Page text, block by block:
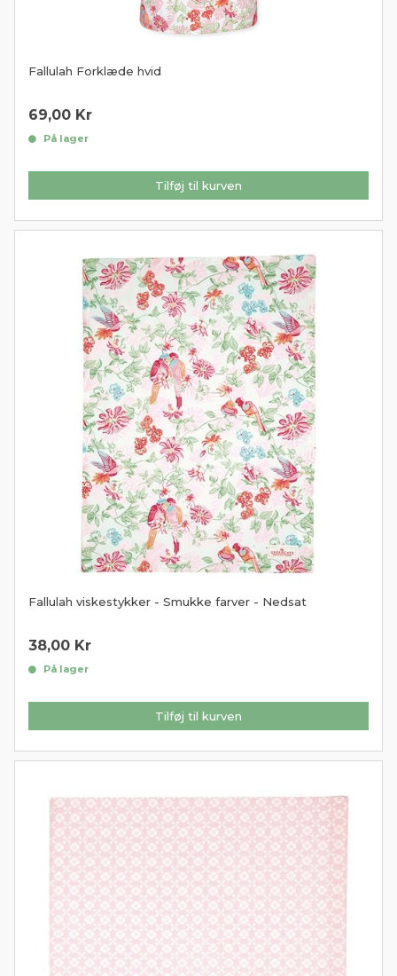
Fallulah Forklæde hvid
69,00 Kr
På lager
Tilføj til kurven
Fallulah viskestykker - Smukke farver - Nedsat
38,00 Kr
På lager
Tilføj til kurven